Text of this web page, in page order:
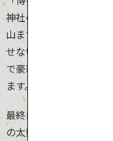
神社の夏祭り。7月1日
山まで、福岡の博多を
せない豪華な山車のこ
で豪華絢爛な飾り山笠
ます。
最終日15日の「追い山
の太鼓を合図に、舁き